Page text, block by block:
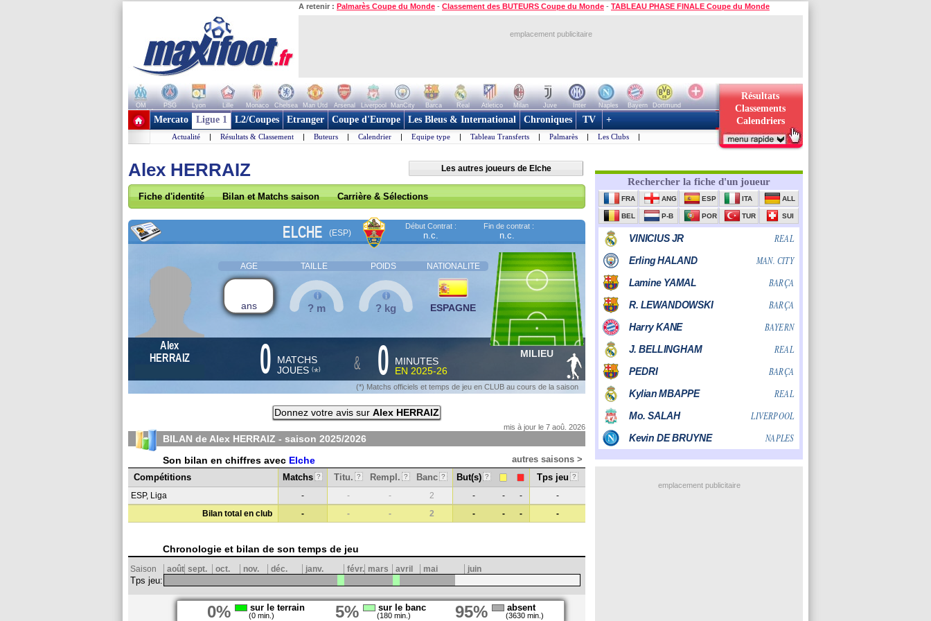
A retenir : Palmarès Coupe du Monde - Classement des BUTEURS Coupe du Monde - TABLEAU PHASE FINALE Coupe du Monde
emplacement publicitaire
OM PSG Lyon Lille Monaco Chelsea Man Utd Arsenal Liverpool ManCity Barca Real Atletico Milan Juve Inter Naples Bayern
Dortmund
+ de clubs
Résultats
Classements
Calendriers
Mercato Ligue 1 L2/Coupes Etranger Coupe d'Europe Les Bleus & International Chroniques TV +
Actualité | Résultats & Classement | Buteurs | Calendrier | Equipe type | Tableau Transferts | Palmarès | Les Clubs |
Alex HERRAIZ Les autres joueurs de Elche
Fiche d'identité Bilan et Matchs saison Carrière & Sélections
ELCHE (ESP)
Début Contrat :
n.c.
Fin de contrat :
n.c.
AGE TAILLE POIDS NATIONALITE
ans ? m ? kg ESPAGNE
Alex
HERRAIZ
0 MATCHS
JOUES (*) & 0
MINUTES
EN 2025-26
MILIEU
(*) Matchs officiels et temps de jeu en CLUB au cours de la saison
Donnez votre avis sur Alex HERRAIZ
mis à jour le 7 aoû. 2026
BILAN de Alex HERRAIZ - saison 2025/2026
Son bilan en chiffres avec Elche
autres saisons >
Compétitions
Matchs ? Titu. ? Rempl. ? Banc ? But(s) ? Tps jeu ?
ESP, Liga - - - 2 - - -
-
Bilan total en club
- - - 2 - - - -
Chronologie et bilan de son temps de jeu
Saison août sept. oct. nov. déc. janv. févr. mars avril mai juin
Tps jeu:
0% sur le terrain
(0 min.) 5% sur le banc
(180 min.) 95% absent
(3630 min.)
emplacement publicitaire